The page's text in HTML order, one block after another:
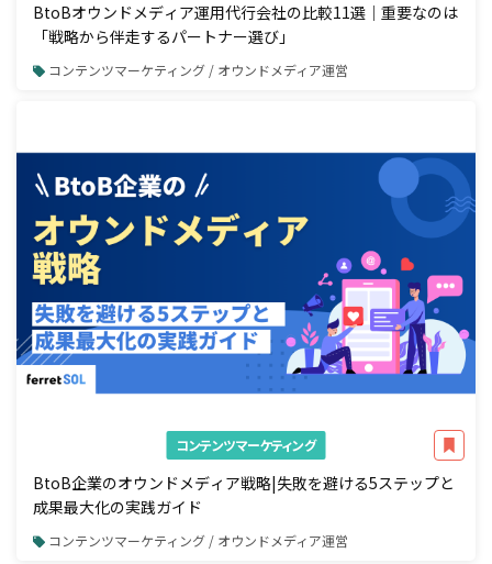
BtoBオウンドメディア運用代行会社の比較11選｜重要なのは
「戦略から伴走するパートナー選び」
コンテンツマーケティング / オウンドメディア運営
コンテンツマーケティング
BtoB企業のオウンドメディア戦略|失敗を避ける5ステップと
成果最大化の実践ガイド
コンテンツマーケティング / オウンドメディア運営